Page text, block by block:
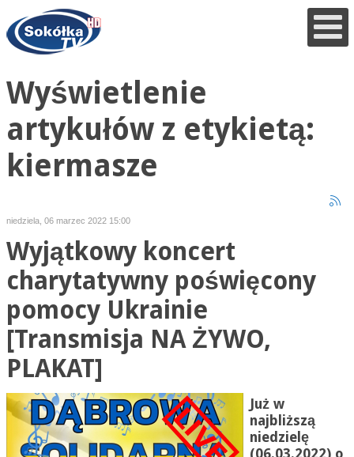
Wyświetlenie
artykułów z etykietą:
kiermasze
niedziela, 06 marzec 2022 15:00
Wyjątkowy koncert
charytatywny poświęcony
pomocy Ukrainie
[Transmisja NA ŻYWO,
PLAKAT]
Już w
najbliższą
niedzielę
(06.03.2022) o